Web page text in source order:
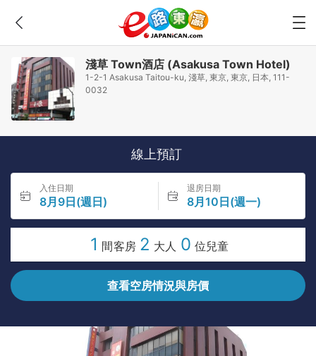
淺草 Town酒店 (Asakusa Town Hotel)
1-2-1 Asakusa Taitou-ku, 淺草, 東京, 東京, 日本, 111-
0032
線上預訂
入住日期
8月9日(週日)
退房日期
8月10日(週一)
1 間客房 2 大人 0 位兒童
查看空房情況與房價